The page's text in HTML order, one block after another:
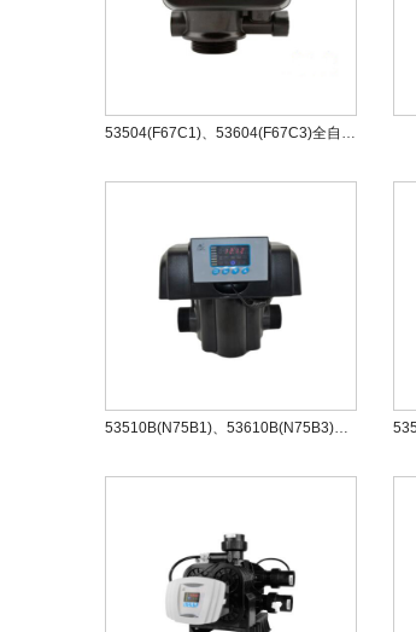
53504(F67C1)、53604(F67C3)全自动过滤阀
53510B(N75B1)、53610B(N75B3)全自动过滤阀